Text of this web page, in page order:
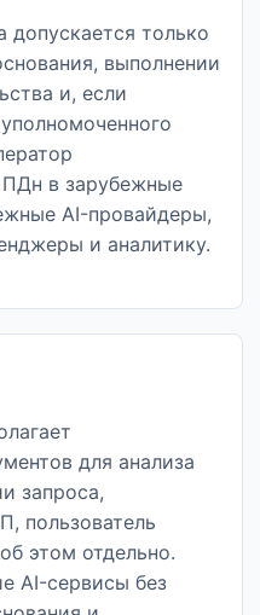
допускается только
выполнении
и, если
в зарубежные
AI-провайдеры,
и аналитику.
для анализа
запроса,
пользователь
этом отдельно.
AI-сервисы без